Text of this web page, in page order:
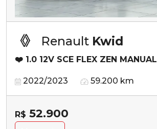
Renault Kwid
❤️ 1.0 12V SCE FLEX ZEN MANUAL
2022/2023 59.200 km
R$ 52.900